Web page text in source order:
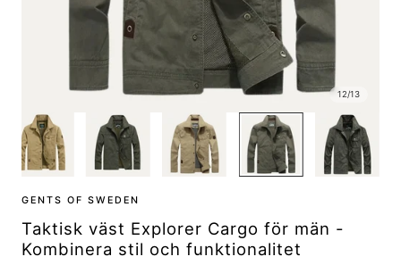
12/13
GENTS OF SWEDEN
Taktisk väst Explorer Cargo för män -
Kombinera stil och funktionalitet